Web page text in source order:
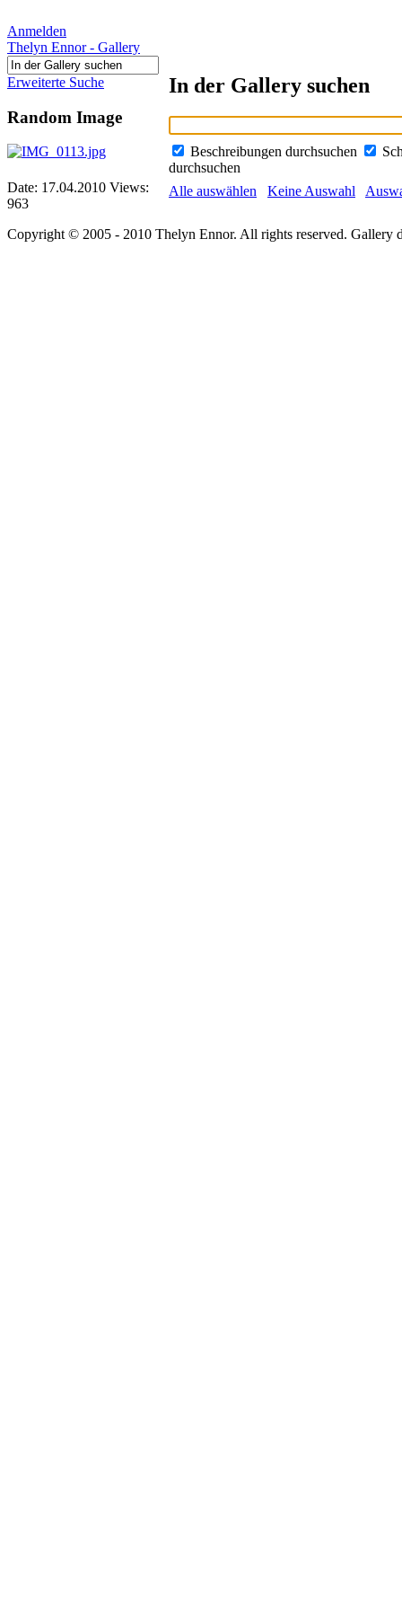
Anmelden
Thelyn Ennor - Gallery
Erweiterte Suche
Random Image
Date: 17.04.2010 Views:
963
In der Gallery suchen
Beschreibungen durchsuchen
durchsuchen
Alle auswählen
Keine Auswahl
Copyright © 2005 - 2010 Thelyn Ennor. All rights reserved. Gallery